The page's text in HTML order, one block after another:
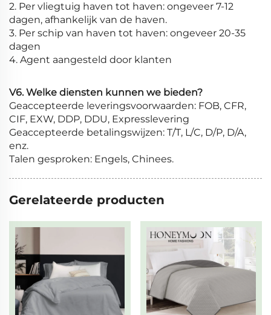
2. Per vliegtuig haven tot haven: ongeveer 7-12
dagen, afhankelijk van de haven.
3. Per schip van haven tot haven: ongeveer 20-35
dagen
4. Agent aangesteld door klanten
V6. Welke diensten kunnen we bieden?
Geaccepteerde leveringsvoorwaarden: FOB, CFR,
CIF, EXW, DDP, DDU, Expresslevering
Geaccepteerde betalingswijzen: T/T, L/C, D/P, D/A,
enz.
Talen gesproken: Engels, Chinees.
Gerelateerde producten